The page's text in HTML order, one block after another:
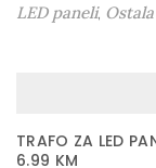
LED paneli,
TRAFO ZA LED
6.99 KM